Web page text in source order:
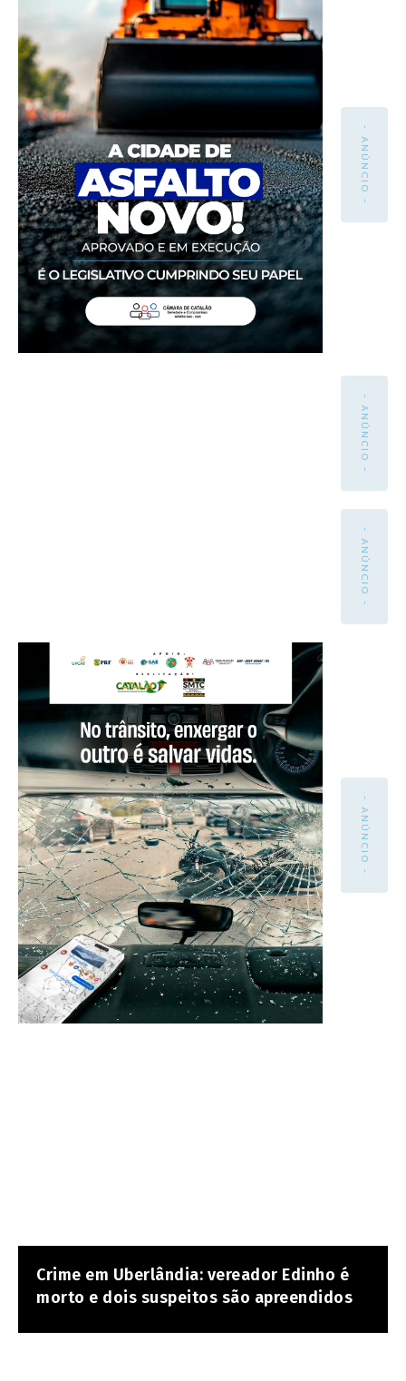
- ANÚNCIO -
- ANÚNCIO -
- ANÚNCIO -
- ANÚNCIO -
Crime em Uberlândia: vereador Edinho é
morto e dois suspeitos são apreendidos